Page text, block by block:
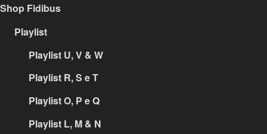
Shop Fidibus
Playlist
Playlist U, V & W
Playlist R, S e T
Playlist O, P e Q
Playlist L, M & N